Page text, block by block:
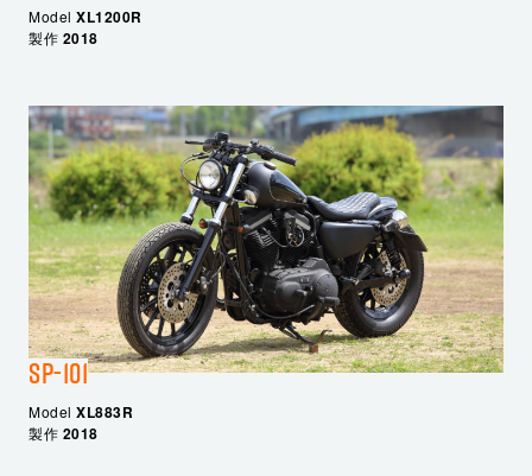
Model XL1200R
製作 2018
SP-101
Model XL883R
製作 2018